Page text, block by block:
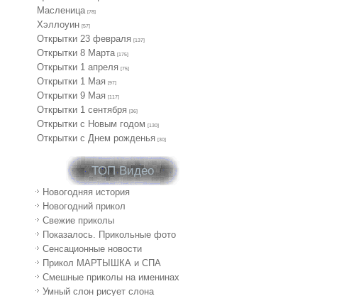
Масленица [78]
Хэллоуин [57]
Открытки 23 февраля [137]
Открытки 8 Марта [175]
Открытки 1 апреля [75]
Открытки 1 Мая [97]
Открытки 9 Мая [117]
Открытки 1 сентября [36]
Открытки с Новым годом [130]
Открытки с Днем рожденья [30]
ТОП Видео
Новогодняя история
Новогодний прикол
Свежие приколы
Показалось. Прикольные фото
Сенсационные новости
Прикол МАРТЫШКА и СПА
Смешные приколы на именинах
Умный слон рисует слона